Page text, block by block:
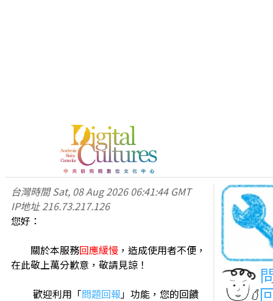
台灣時間Sat, 08 Aug 2026 06:41:44 GMT
IP地址216.73.217.126
您好：
關於本服務回應緩慢 ，造成使用者不便，
在此敬上萬分歉意，敬請見諒！
歡迎利用「問題回報」功能，您的回饋